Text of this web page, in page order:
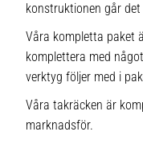
konstruktionen går
Våra kompletta paket
komplettera med
verktyg följer med i
Våra takräcken är
marknadsför.